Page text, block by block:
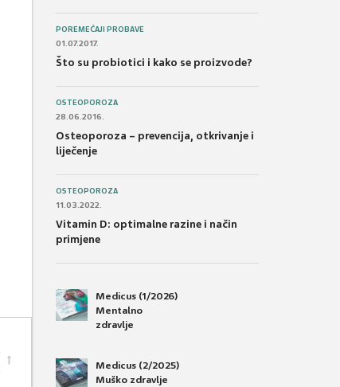
POREMEĆAJI PROBAVE
01.07.2017.
Što su probiotici i kako se proizvode?
OSTEOPOROZA
28.06.2016.
Osteoporoza – prevencija, otkrivanje i
liječenje
OSTEOPOROZA
11.03.2022.
Vitamin D: optimalne razine i način
primjene
Medicus (1/2026)
Mentalno
zdravlje
Medicus (2/2025)
Muško zdravlje